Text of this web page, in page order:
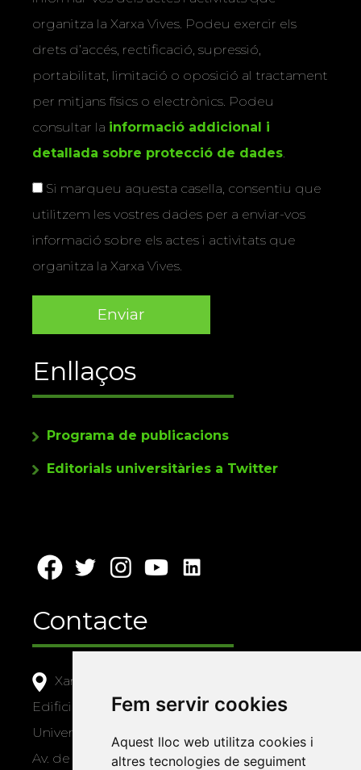
Fem servir cookies
Aquest lloc web utilitza cookies i
altres tecnologies de seguiment
organitza la Xarxa Vives. Podeu exercir els
drets d’accés, rectificació, supressió,
portabilitat, limitació o oposició al tractament
per mitjans físics o electrònics. Podeu
consultar la informació addicional i
detallada sobre protecció de dades.
Si marqueu aquesta casella, consentiu que
utilitzem les vostres dades per a enviar-vos
informació sobre els actes i activitats que
organitza la Xarxa Vives.
Enllaços
Programa de publicacions
Editorials universitàries a Twitter
Contacte
Xarxa Vives d'Universitats
Edifici Àgora
Universitat Jaume I, local 10
Av. de Vicent Sos Baynat, s/n